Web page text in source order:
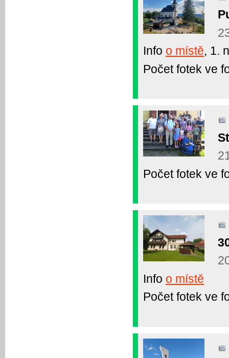
Info o místě, 1.
Počet fotek ve
Počet fotek ve
Info o místě
Počet fotek ve